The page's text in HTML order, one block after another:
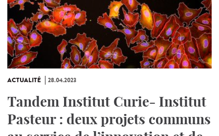
ACTUALITÉ 28.04.2023
Tandem Institut Curie- Institut
Pasteur : deux projets communs